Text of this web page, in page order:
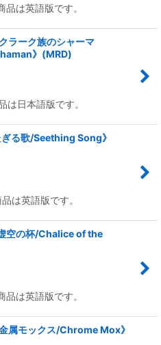
は英語版です。
ラーク族のシャーマ
》(MRD)
は日本語版です。
る歌/Seething Song》
は英語版です。
空の杯/Chalice of the
は英語版です。
属モックス/Chrome Mox》